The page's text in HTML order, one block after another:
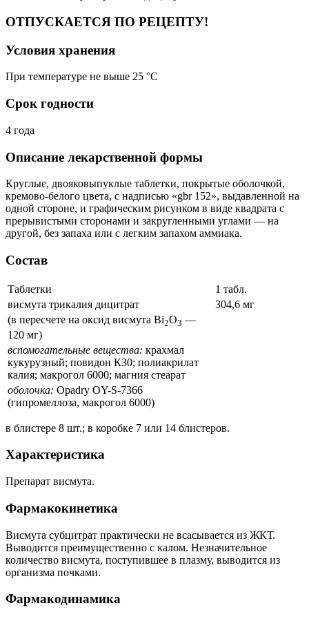
ОТПУСКАЕТСЯ ПО РЕЦЕПТУ!
Условия хранения
При температуре не выше 25 °C
Срок годности
4 года
Описание лекарственной формы
Круглые, двояковыпуклые таблетки, покрытые оболочкой,
кремово-белого цвета, с надписью «gbr 152», выдавленной на
одной стороне, и графическим рисунком в виде квадрата с
прерывистыми сторонами и закругленными углами — на
другой, без запаха или с легким запахом аммиака.
Состав
Таблетки
1 табл.
висмута трикалия дицитрат
304,6 мг
(в пересчете на оксид висмута Вi2О3 —
120 мг)
вспомогательные вещества: крахмал
кукурузный; повидон К30; полиакрилат
калия; макрогол 6000; магния стеарат
оболочка: Opadry OY-S-7366
(гипромеллоза, макрогол 6000)
в блистере 8 шт.; в коробке 7 или 14 блистеров.
Характеристика
Препарат висмута.
Фармакокинетика
Висмута субцитрат практически не всасывается из ЖКТ.
Выводится преимущественно с калом. Незначительное
количество висмута, поступившее в плазму, выводится из
организма почками.
Фармакодинамика